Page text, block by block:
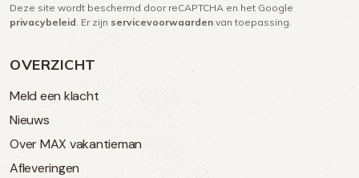
OVERZICHT
Meld een klacht
Nieuws
Over MAX vakantieman
Afleveringen
(Vereist)
Deze site wordt beschermd door reCAPTCHA en het Google
privacybeleid . Er zijn servicevoorwaarden van toepassing.